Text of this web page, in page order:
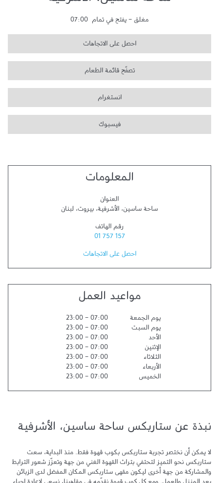
مغلق - يفتح في تمام 07:00
احصل على الاتجاهات
تصفّح قائمة الطعام
انستغرام
فيسبوك
المعلومات
العنوان
ساحة ساسين، الأشرفية، بيروت، لبنان
رقم الهاتف
01 757 157
احصل على الاتجاهات
مواعيد العمل
يوم الجمعة 07:00
-
23:00
يوم السبت
07:00
-
23:00
الأحد
07:00
-
23:00
الإثنين
07:00
-
23:00
الثلاثاء
07:00
-
23:00
الأربعاء
07:00
-
23:00
الخميس
07:00
-
23:00
نبذة عن ستاربكس ساحة ساسين، الأشرفية